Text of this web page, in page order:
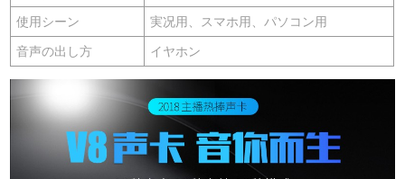
使用シーン 実况用、スマホ用、パソコン用
音声の出し方 イヤホン